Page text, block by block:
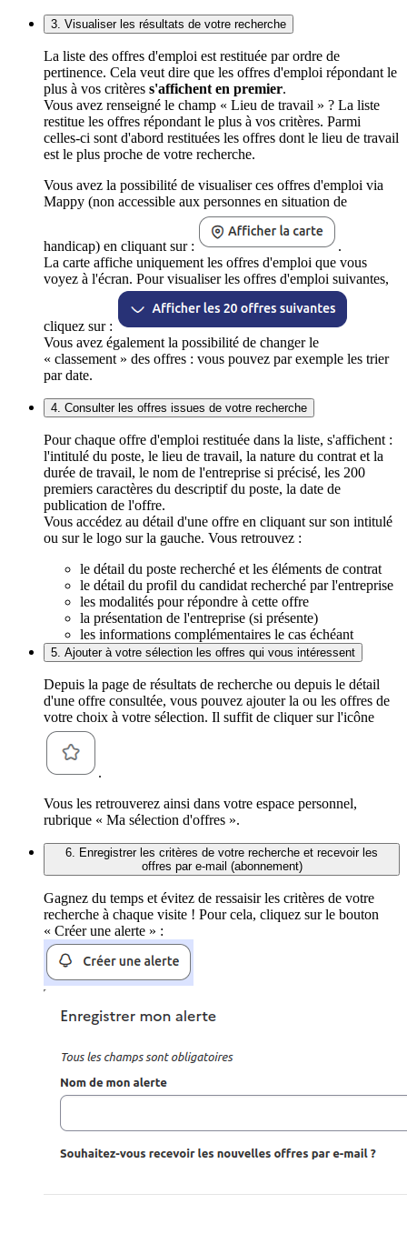
3. Visualiser les résultats de votre recherche
La liste des offres d'emploi est restituée par ordre de
pertinence. Cela veut dire que les offres d'emploi répondant le
plus à vos critères s'affichent en premier.
Vous avez renseigné le champ « Lieu de travail » ? La liste
restitue les offres répondant le plus à vos critères. Parmi
celles-ci sont d'abord restituées les offres dont le lieu de travail
est le plus proche de votre recherche.
Vous avez la possibilité de visualiser ces offres d'emploi via
Mappy (non accessible aux personnes en situation de
handicap) en cliquant sur :
.
La carte affiche uniquement les offres d'emploi que vous
voyez à l'écran. Pour visualiser les offres d'emploi suivantes,
cliquez sur :
Vous avez également la possibilité de changer le
« classement » des offres : vous pouvez par exemple les trier
par date.
4. Consulter les offres issues de votre recherche
Pour chaque offre d'emploi restituée dans la liste, s'affichent :
l'intitulé du poste, le lieu de travail, la nature du contrat et la
durée de travail, le nom de l'entreprise si précisé, les 200
premiers caractères du descriptif du poste, la date de
publication de l'offre.
Vous accédez au détail d'une offre en cliquant sur son intitulé
ou sur le logo sur la gauche. Vous retrouvez :
le détail du poste recherché et les éléments de contrat
le détail du profil du candidat recherché par l'entreprise
les modalités pour répondre à cette offre
la présentation de l'entreprise (si présente)
les informations complémentaires le cas échéant
5. Ajouter à votre sélection les offres qui vous intéressent
Depuis la page de résultats de recherche ou depuis le détail
d'une offre consultée, vous pouvez ajouter la ou les offres de
votre choix à votre sélection. Il suffit de cliquer sur l'icône
.
Vous les retrouverez ainsi dans votre espace personnel,
rubrique « Ma sélection d'offres ».
6. Enregistrer les critères de votre recherche et recevoir les
offres par e-mail (abonnement)
Gagnez du temps et évitez de ressaisir les critères de votre
recherche à chaque visite ! Pour cela, cliquez sur le bouton
« Créer une alerte » :